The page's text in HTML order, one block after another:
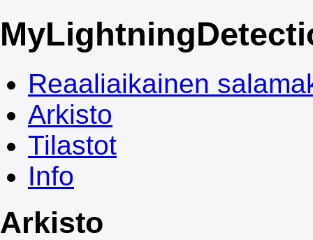
My
Reaaliaikainen
Arkisto
Tilastot
Info
Arkisto